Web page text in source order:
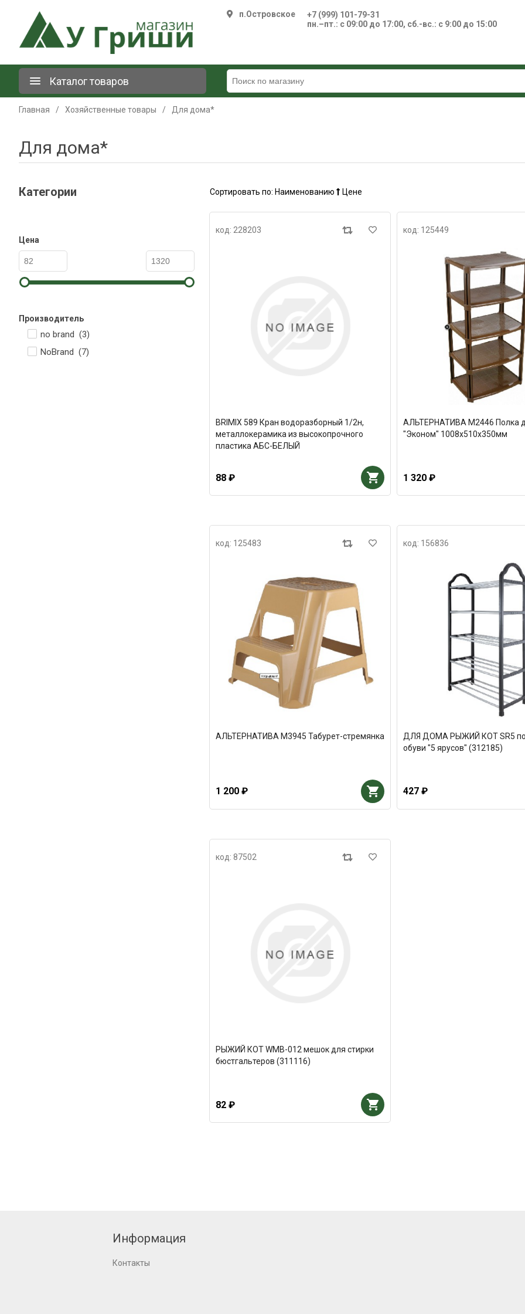
п.Островское
+7 (999) 101-79-31
пн.–пт.: с 09:00 до 17:00, сб.-вс.: с 9:00 до 15:00
Каталог товаров
Главная / Хозяйственные товары / Для дома*
Для дома*
Категории
Цена
Производитель
no brand (3)
NoBrand (7)
Сортировать по: Наименованию Цене
код: 228203
BRIMIX 589 Кран водоразборный 1/2н,
металлокерамика из высокопрочного
пластика АБС-БЕЛЫЙ
88 ₽
код: 125449
АЛЬТЕРНАТИВА М2446 Полка
"Эконом" 1008х510х350мм
1 320 ₽
код: 125483
АЛЬТЕРНАТИВА М3945 Табурет-стремянка
1 200 ₽
код: 156836
ДЛЯ ДОМА РЫЖИЙ КОТ SR5
обуви "5 ярусов" (312185)
427 ₽
код: 87502
РЫЖИЙ КОТ WMB-012 мешок для стирки
бюстгальтеров (311116)
82 ₽
Информация
Контакты